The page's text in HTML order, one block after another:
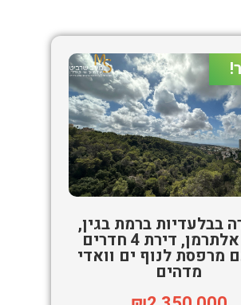
בבלעדיות ברמת בגין,
רחוב אלתרמן, דירת 4 חדרים
מרפסת לנוף ים וואדי
מדהים